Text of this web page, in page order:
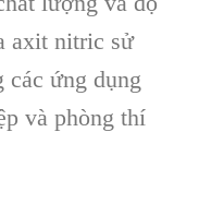
axit nitric sử
các ứng dụng
và phòng thí